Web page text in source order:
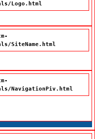
Logo.html
SiteName.html
NavigationPiv.html